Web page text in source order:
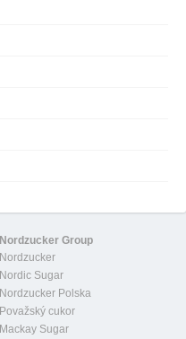
Nordzucker Group
Nordzucker
Nordic Sugar
Nordzucker Polska
Považský cukor
Mackay Sugar